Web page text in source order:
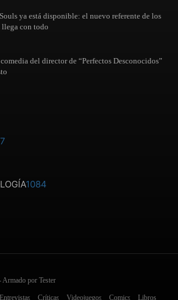
ya está disponible: el nuevo referente de los
llega con todo
del director de “Perfectos Desconocidos”
1084
por Tester
Entrevistas Críticas Videojuegos Comics Libros